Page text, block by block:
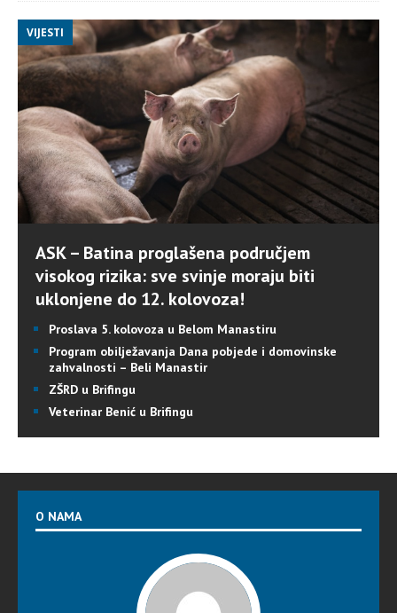
VIJESTI
ASK – Batina proglašena područjem
visokog rizika: sve svinje moraju biti
uklonjene do 12. kolovoza!
Proslava 5. kolovoza u Belom Manastiru
Program obilježavanja Dana pobjede i domovinske
zahvalnosti – Beli Manastir
ZŠRD u Brifingu
Veterinar Benić u Brifingu
O NAMA